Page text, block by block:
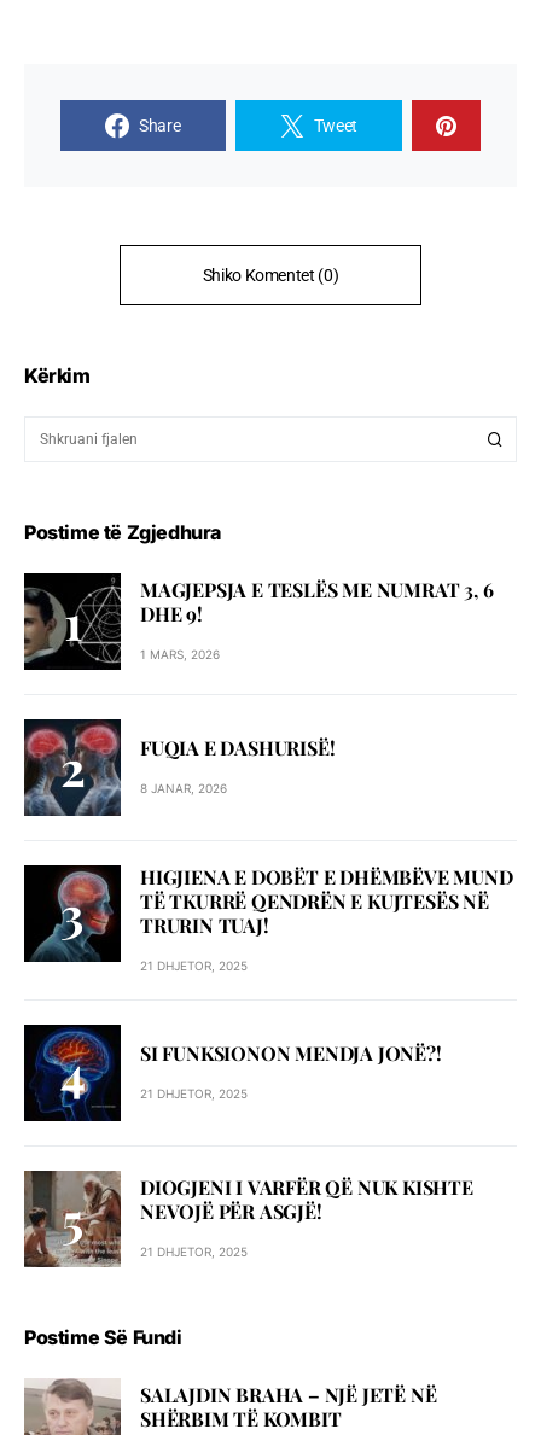
Share Tweet
Shiko Komentet (0)
Kërkim
Postime të Zgjedhura
MAGJEPSJA E TESLËS ME NUMRAT 3, 6
DHE 9!
1 MARS, 2026
FUQIA E DASHURISË!
8 JANAR, 2026
HIGJIENA E DOBËT E DHËMBËVE MUND
TË TKURRË QENDRËN E KUJTESËS NË
TRURIN TUAJ!
21 DHJETOR, 2025
SI FUNKSIONON MENDJA JONË?!
21 DHJETOR, 2025
DIOGJENI I VARFËR QË NUK KISHTE
NEVOJË PËR ASGJË!
21 DHJETOR, 2025
Postime Së Fundi
SALAJDIN BRAHA – NJЁ JETЁ NЁ
SHЁRBIM TЁ KOMBIT